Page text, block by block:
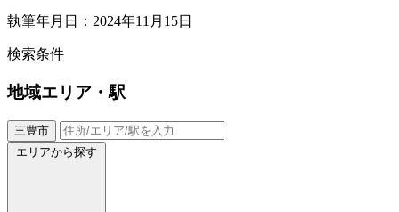
執筆年月日：2024年11月15日
検索条件
地域エリア・駅
三豊市
エリアから探す